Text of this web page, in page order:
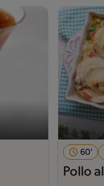
60'
Pollo